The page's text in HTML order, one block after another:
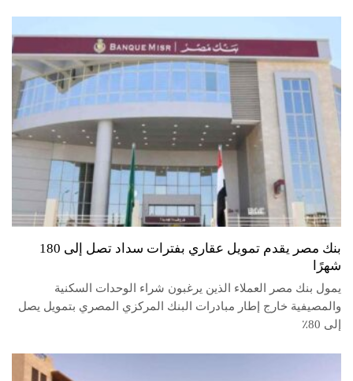
بنك مصر يقدم تمويل عقاري بفترات سداد تصل إلى 180
شهرًا
يمول بنك مصر العملاء الذين يرغبون شراء الوحدات السكنية
والمصيفية خارج إطار مبادرات البنك المركزي المصري بتمويل يصل
إلى 80٪